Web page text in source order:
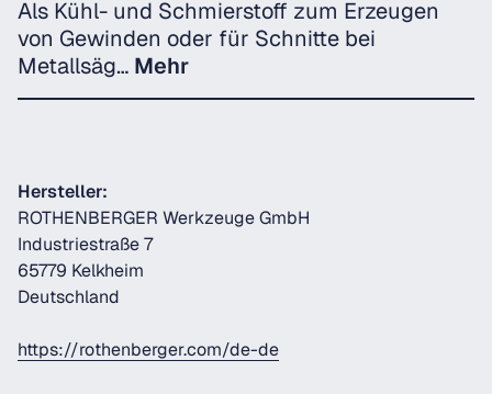
Als Kühl- und Schmierstoff zum Erzeugen
von Gewinden oder für Schnitte bei
Metallsäg… Mehr
Hersteller:
ROTHENBERGER Werkzeuge GmbH
Industriestraße 7
65779 Kelkheim
Deutschland
https://rothenberger.com/de-de